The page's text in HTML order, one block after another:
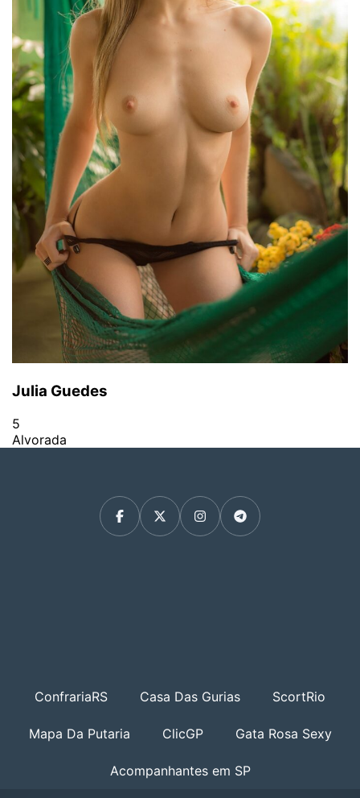
Julia Guedes
5
Alvorada
ConfrariaRS Casa Das Gurias ScortRio
Mapa Da Putaria ClicGP Gata Rosa Sexy
Acompanhantes em SP